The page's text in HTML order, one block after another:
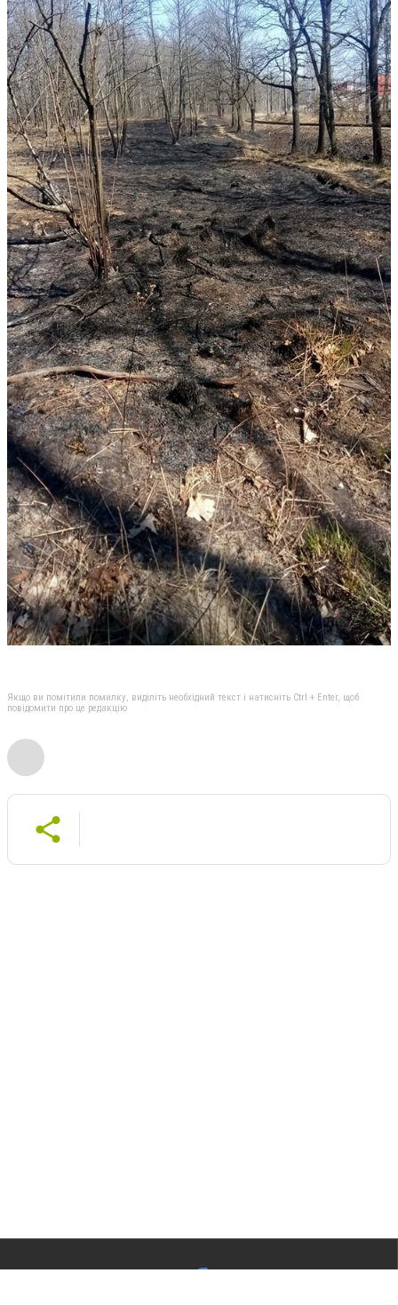
Якщо ви помітили помилку, виділіть необхідний текст і натисніть Ctrl + Enter, щоб
повідомити про це редакцію